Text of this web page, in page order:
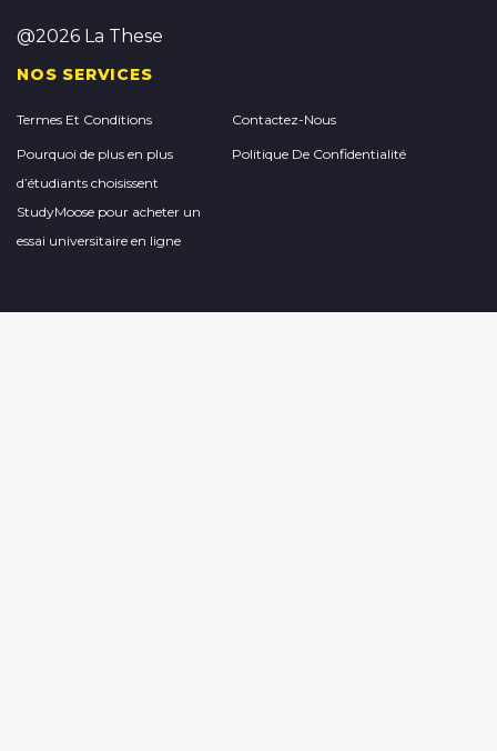
@2026 La These
NOS SERVICES
Termes Et Conditions Contactez-Nous
Pourquoi de plus en plus
d’étudiants choisissent
StudyMoose pour acheter un
essai universitaire en ligne
Politique De Confidentialité